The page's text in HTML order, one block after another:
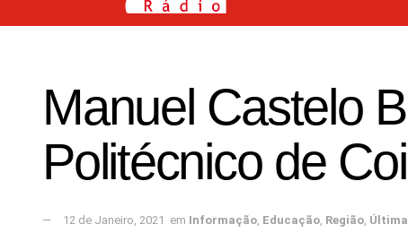
Manuel Castelo
Politécnico de
12 de Janeiro, 2021 em Informação, Educação, Região,